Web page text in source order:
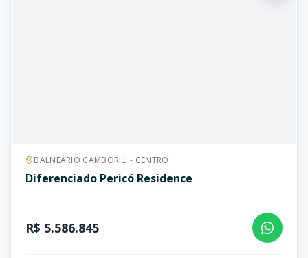
BALNEÁRIO CAMBORIÚ - CENTRO
Diferenciado Pericó Residence
R$ 5.586.845